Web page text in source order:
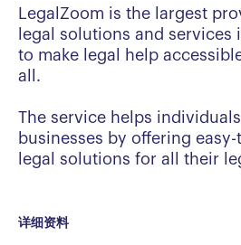
LegalZoom is the largest
legal solutions and services
to make legal help
all.
The service helps individuals
businesses by offering
legal solutions for all their
详细资料